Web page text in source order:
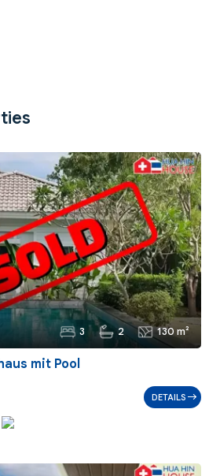
3 2 130 m²
mit Pool
DETAILS